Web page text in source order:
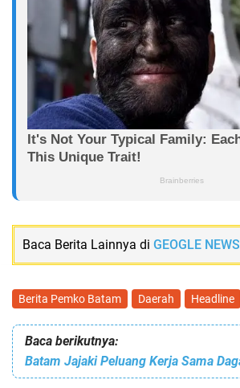
Baca Berita Lainnya di GEOGLE NEWS
Berita Pemko Batam Daerah Headline
Baca berikutnya: